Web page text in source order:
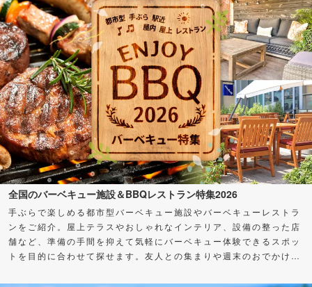
全国のバーベキュー施設＆BBQレストラン特集2026
手ぶらで楽しめる都市型バーベキュー施設やバーベキューレストラ
ンをご紹介。屋上テラスやおしゃれなインテリア、設備の整った店
舗など、準備の手間を抑えて気軽にバーベキュー体験できるスポッ
トを目的に合わせて探せます。友人との集まりや週末のおでかけ